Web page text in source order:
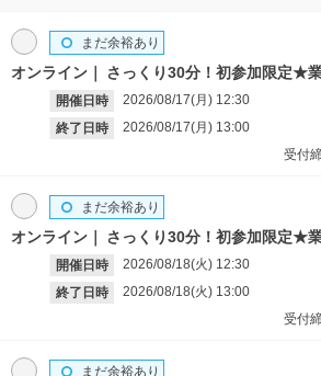
オンライン さっくり30分！初参加限定★
開催日時 2026/08/17(月) 12:30
終了日時
2026/08/17(月) 13:00
まだ余裕あり
受付
オンライン さっくり30分！初参加限定★
開催日時 2026/08/18(火) 12:30
終了日時
2026/08/18(火) 13:00
まだ余裕あり
受付
まだ余裕あり